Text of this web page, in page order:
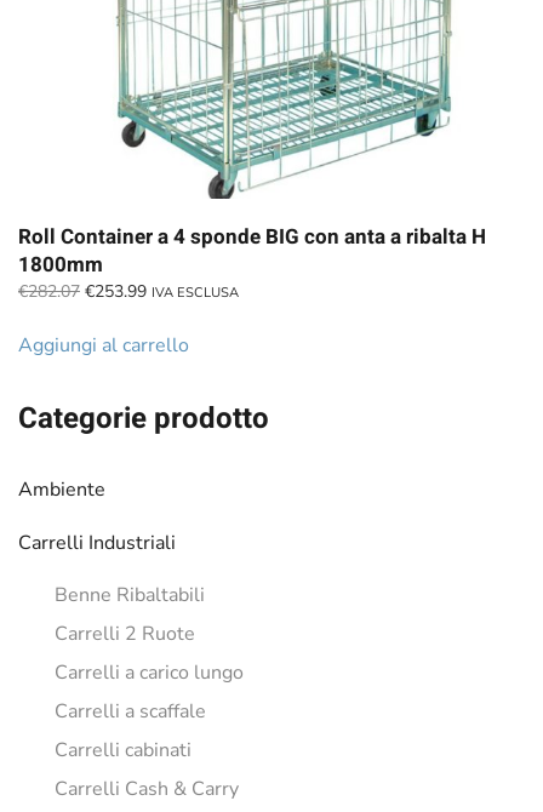
Categorie prodotto
Ambiente
Carrelli Industriali
Benne Ribaltabili
Carrelli 2 Ruote
Carrelli a carico lungo
Carrelli a scaffale
Carrelli cabinati
Carrelli Cash & Carry
Roll Container a 4 sponde BIG con anta a ribalta H
1800mm
€282.07 Il
originale
€253.99Il
attuale
IVA ESCLUSA
Aggiungi al carrello